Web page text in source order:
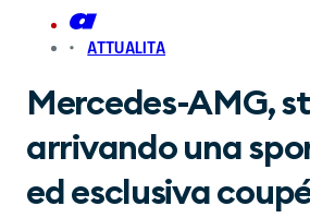
ATTUALITA
Mercedes-AMG,
arrivando una
ed esclusiva